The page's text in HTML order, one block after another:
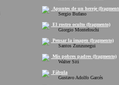
Apuntes de un hereje
Sergio Bufano
El rostro oculto (fragmento)
Giorgio Montefoschi
Pensar la imagen (fragmento)
Santos Zunzunegui
Mis pobres padres (fragmento)
Walter Siti
Fábula
Gustavo Adolfo Garcés